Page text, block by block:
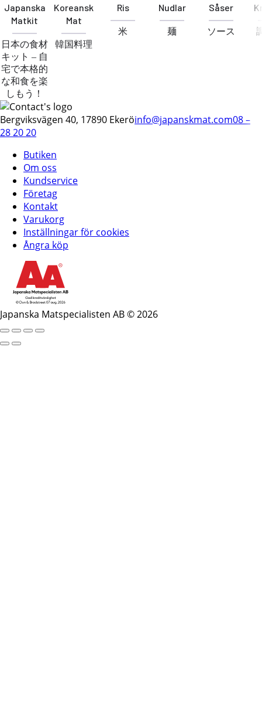
Japanska
Matkit
日本の食材
キット – 自
宅で本格的
な和食を楽
しもう！
Koreansk
Mat
韓国料理
Ris
米
Nudlar
麺
Såser
ソース
Bergviksvägen 40, 17890 Ekeröinfo@japanskmat.com08 –
28 20 20
Butiken
Om oss
Kundservice
Företag
Kontakt
Varukorg
Inställningar för cookies
Ångra köp
Japanska Matspecialisten AB © 2026